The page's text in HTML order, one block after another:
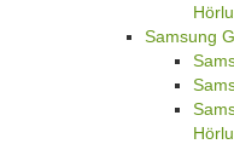
Samsung